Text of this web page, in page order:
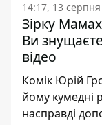
14:17, 13
Зірку
Ви
відео
Комік Юрій
йому кумедні
насправді